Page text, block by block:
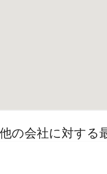
の会社に対する